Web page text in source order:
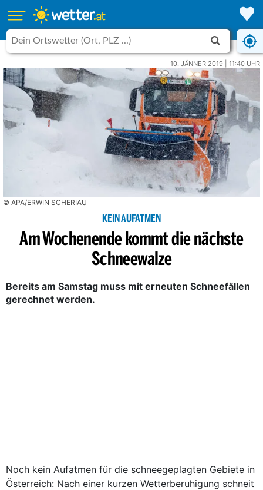
10. JÄNNER 2019 | 11:40 UHR
© APA/ERWIN SCHERIAU
KEIN AUFATMEN
Am Wochenende kommt die nächste
Schneewalze
Bereits am Samstag muss mit erneuten Schneefällen
gerechnet werden.
Noch kein Aufatmen für die schneegeplagten Gebiete in
Österreich: Nach einer kurzen Wetterberuhigung schneit